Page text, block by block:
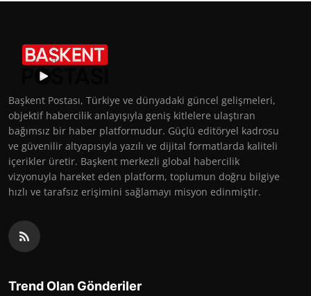
Başkent Postası, Türkiye ve dünyadaki güncel gelişmeleri,
objektif habercilik anlayışıyla geniş kitlelere ulaştıran
bağımsız bir haber platformudur. Güçlü editöryel kadrosu
ve güvenilir altyapısıyla yazılı ve dijital formatlarda kaliteli
içerikler üretir. Başkent merkezli global habercilik
vizyonuyla hareket eden platform, toplumun doğru bilgiye
hızlı ve tarafsız erişimini sağlamayı misyon edinmiştir.
Trend Olan Gönderiler